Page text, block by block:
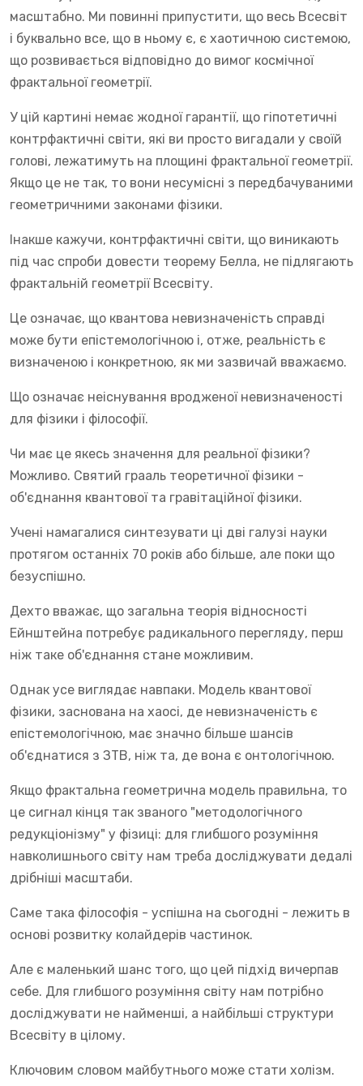
масштабно. Ми повинні припустити, що весь Всесвіт
і буквально все, що в ньому є, є хаотичною системою,
що розвивається відповідно до вимог космічної
фрактальної геометрії.
У цій картині немає жодної гарантії, що гіпотетичні
контрфактичні світи, які ви просто вигадали у своїй
голові, лежатимуть на площині фрактальної геометрії.
Якщо це не так, то вони несумісні з передбачуваними
геометричними законами фізики.
Інакше кажучи, контрфактичні світи, що виникають
під час спроби довести теорему Белла, не підлягають
фрактальній геометрії Всесвіту.
Це означає, що квантова невизначеність справді
може бути епістемологічною і, отже, реальність є
визначеною і конкретною, як ми зазвичай вважаємо.
Що означає неіснування вродженої невизначеності
для фізики і філософії.
Чи має це якесь значення для реальної фізики?
Можливо. Святий грааль теоретичної фізики -
об'єднання квантової та гравітаційної фізики.
Учені намагалися синтезувати ці дві галузі науки
протягом останніх 70 років або більше, але поки що
безуспішно.
Дехто вважає, що загальна теорія відносності
Ейнштейна потребує радикального перегляду, перш
ніж таке об'єднання стане можливим.
Однак усе виглядає навпаки. Модель квантової
фізики, заснована на хаосі, де невизначеність є
епістемологічною, має значно більше шансів
об'єднатися з ЗТВ, ніж та, де вона є онтологічною.
Якщо фрактальна геометрична модель правильна, то
це сигнал кінця так званого "методологічного
редукціонізму" у фізиці: для глибшого розуміння
навколишнього світу нам треба досліджувати дедалі
дрібніші масштаби.
Саме така філософія - успішна на сьогодні - лежить в
основі розвитку колайдерів частинок.
Але є маленький шанс того, що цей підхід вичерпав
себе. Для глибшого розуміння світу нам потрібно
досліджувати не найменші, а найбільші структури
Всесвіту в цілому.
Ключовим словом майбутнього може стати холізм.